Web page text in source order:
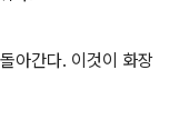
아간다. 이것이 화장